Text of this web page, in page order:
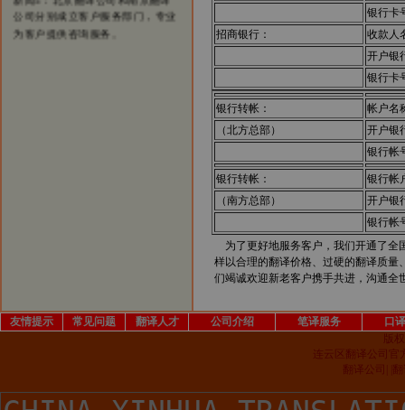
公司分别成立客户服务部门，专业
为客户提供咨询服务。
银行卡
招商银行：
收款人
开户银
银行卡
银行转帐：
帐户名
（北方总部）
开户银
银行帐
银行转帐：
银行帐
（南方总部）
开户银
银行帐
为了更好地服务客户，我们开通了全
样以合理的翻译价格、过硬的翻译质量
们竭诚欢迎新老客户携手共进，沟通全
友情提示 常见问题 翻译人才 公司介绍 笔译服务
口
版
连云区翻译公司官
翻译公司| |